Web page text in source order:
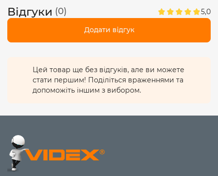
Відгуки (0) 5,0
Додати відгук
Цей товар ще без відгуків, але ви можете
стати першим! Поділіться враженнями та
допоможіть іншим з вибором.